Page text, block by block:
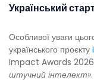
Український
Особливої уваги
українського проєкту
Impact Awards 2026
штучний інтелект».